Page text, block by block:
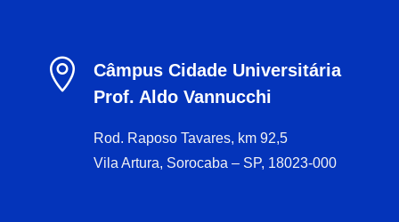

Câmpus Cidade Universitária
Prof. Aldo Vannucchi
Rod. Raposo Tavares, km 92,5
Vila Artura, Sorocaba – SP, 18023-000